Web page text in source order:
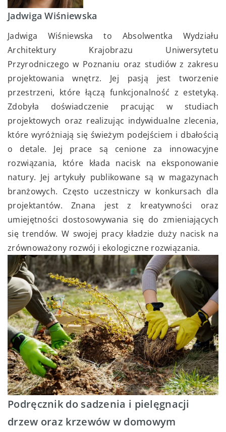
Jadwiga Wiśniewska
Jadwiga Wiśniewska to Absolwentka Wydziału
Architektury Krajobrazu Uniwersytetu
Przyrodniczego w Poznaniu oraz studiów z zakresu
projektowania wnętrz. Jej pasją jest tworzenie
przestrzeni, które łączą funkcjonalność z estetyką.
Zdobyła doświadczenie pracując w studiach
projektowych oraz realizując indywidualne zlecenia,
które wyróżniają się świeżym podejściem i dbałością
o detale. Jej prace są cenione za innowacyjne
rozwiązania, które kłada nacisk na eksponowanie
natury. Jej artykuły publikowane są w magazynach
branżowych. Często uczestniczy w konkursach dla
projektantów. Znana jest z kreatywności oraz
umiejętności dostosowywania się do zmieniających
się trendów. W swojej pracy kładzie duży nacisk na
zrównoważony rozwój i ekologiczne rozwiązania.
Podręcznik do sadzenia i pielęgnacji
drzew oraz krzewów w domowym